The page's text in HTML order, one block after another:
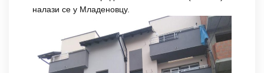
налази се у Младеновцу.